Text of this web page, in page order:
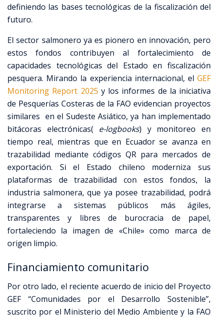
definiendo las bases tecnológicas de la fiscalización del
futuro.
El sector salmonero ya es pionero en innovación, pero
estos fondos contribuyen al fortalecimiento de
capacidades tecnológicas del Estado en fiscalización
pesquera. Mirando la experiencia internacional, el GEF
Monitoring Report 2025 y los informes de la iniciativa
de Pesquerías Costeras de la FAO evidencian proyectos
similares en el Sudeste Asiático, ya han implementado
bitácoras electrónicas( e-logbooks) y monitoreo en
tiempo real, mientras que en Ecuador se avanza en
trazabilidad mediante códigos QR para mercados de
exportación. Si el Estado chileno moderniza sus
plataformas de trazabilidad con estos fondos, la
industria salmonera, que ya posee trazabilidad, podrá
integrarse a sistemas públicos más ágiles,
transparentes y libres de burocracia de papel,
fortaleciendo la imagen de «Chile» como marca de
origen limpio.
Financiamiento comunitario
Por otro lado, el reciente acuerdo de inicio del Proyecto
GEF “Comunidades por el Desarrollo Sostenible”,
suscrito por el Ministerio del Medio Ambiente y la FAO